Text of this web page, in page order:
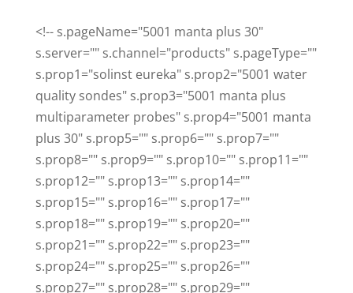
<!-- s.pageName="5001 manta plus 30"
s.server="" s.channel="products" s.pageType=""
s.prop1="solinst eureka" s.prop2="5001 water
quality sondes" s.prop3="5001 manta plus
multiparameter probes" s.prop4="5001 manta
plus 30" s.prop5="" s.prop6="" s.prop7=""
s.prop8="" s.prop9="" s.prop10="" s.prop11=""
s.prop12="" s.prop13="" s.prop14=""
s.prop15="" s.prop16="" s.prop17=""
s.prop18="" s.prop19="" s.prop20=""
s.prop21="" s.prop22="" s.prop23=""
s.prop24="" s.prop25="" s.prop26=""
s.prop27="" s.prop28="" s.prop29=""